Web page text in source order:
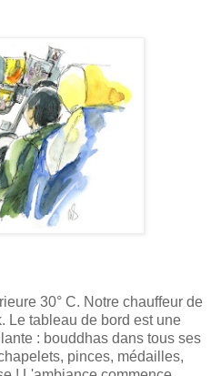
30° C. Notre chauffeur de
Le tableau de bord est une
: bouddhas dans tous ses
pinces, médailles,